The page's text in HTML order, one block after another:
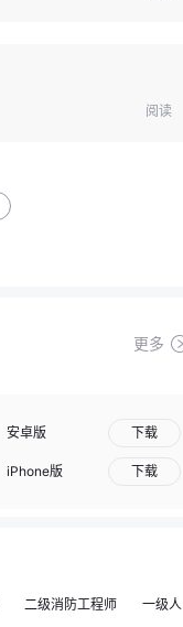
阅读
更多
安卓版 下载
iPhone版 下载
二级消防工程师 一级人